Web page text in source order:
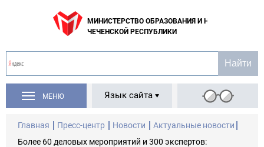
МИНИСТЕРСТВО ОБРАЗОВАНИЯ И НАУКИ
ЧЕЧЕНСКОЙ РЕСПУБЛИКИ
МЕНЮ Язык сайта
Главная Пресс-центр Новости
Актуальные новости
Более 60 деловых мероприятий и 300 экспертов: